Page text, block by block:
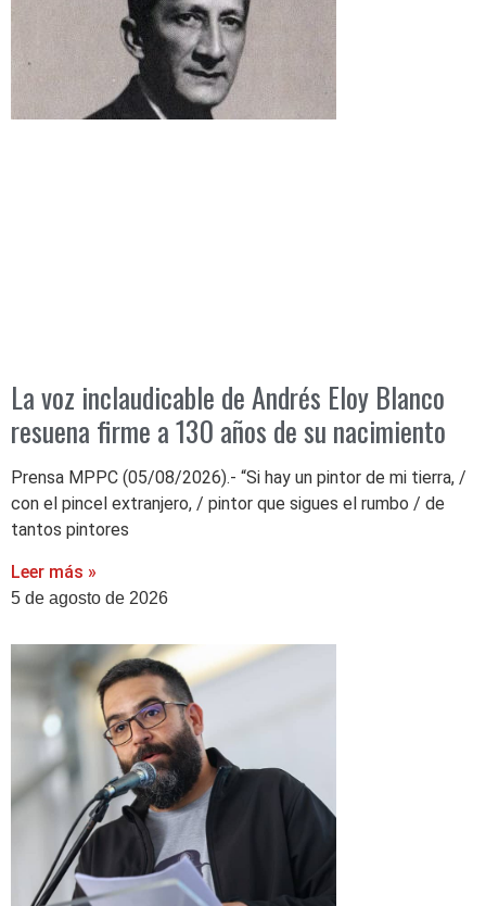
La voz inclaudicable de Andrés Eloy Blanco
resuena firme a 130 años de su nacimiento
Prensa MPPC (05/08/2026).- “Si hay un pintor de mi tierra, /
con el pincel extranjero, / pintor que sigues el rumbo / de
tantos pintores
Leer más »
5 de agosto de 2026